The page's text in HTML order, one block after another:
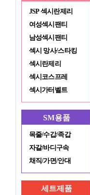
JSP 섹시란제리
여성섹시팬티
남성섹시팬티
섹시 망사/스타킹
섹시란제리
섹시코스프레
섹시가터벨트
SM용품
목줄/수갑/족갑
자갈/바디구속
채직/가면/안대
세트제품